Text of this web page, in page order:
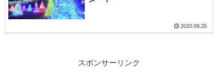
2020.09.25
スポンサーリンク